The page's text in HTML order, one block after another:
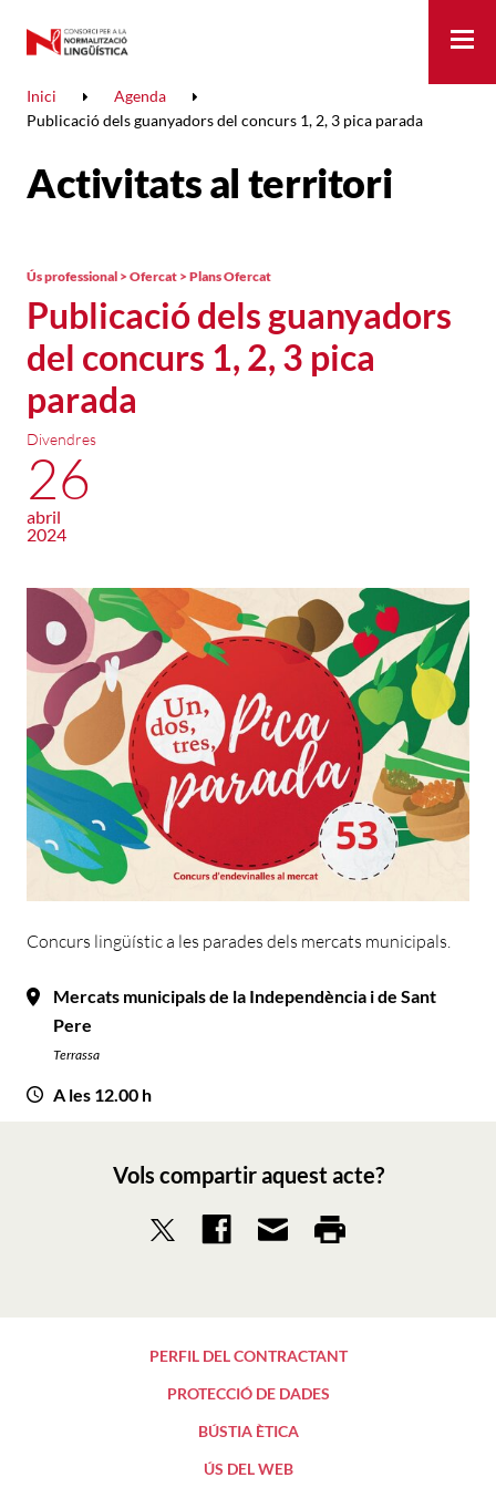
Inici
Agenda
Publicació dels guanyadors del concurs 1, 2, 3 pica parada
Activitats al territori
Publicació dels guanyadors
del concurs 1, 2, 3 pica
parada
Ús professional > Ofercat > Plans Ofercat
Divendres
26
abril
2024
Concurs lingüístic a les parades dels mercats municipals.
Mercats municipals de la Independència i de Sant
Pere
Terrassa
A les 12.00 h
Vols compartir aquest acte?
PERFIL DEL CONTRACTANT
PROTECCIÓ DE DADES
BÚSTIA ÈTICA
ÚS DEL WEB